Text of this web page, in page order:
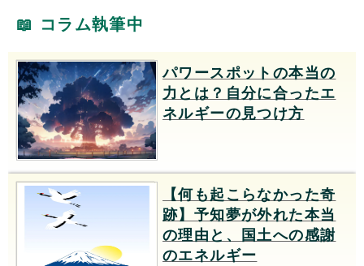
📖 コラム執筆中
パワースポットの本当の
力とは？自分に合ったエ
ネルギーの見つけ方
【何も起こらなかった奇
跡】予知夢が外れた本当
の理由と、国土への感謝
のエネルギー